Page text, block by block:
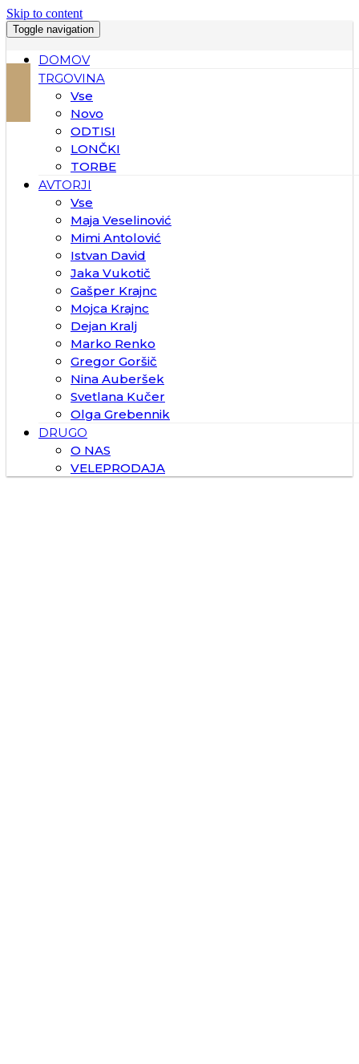
Skip to content
Toggle navigation
DOMOV
TRGOVINA
Vse
Novo
ODTISI
LONČKI
TORBE
AVTORJI
Vse
Maja Veselinović
Mimi Antolović
Istvan David
Jaka Vukotič
Gašper Krajnc
Mojca Krajnc
Dejan Kralj
Marko Renko
Gregor Goršič
Nina Auberšek
Svetlana Kučer
Olga Grebennik
DRUGO
O NAS
VELEPRODAJA